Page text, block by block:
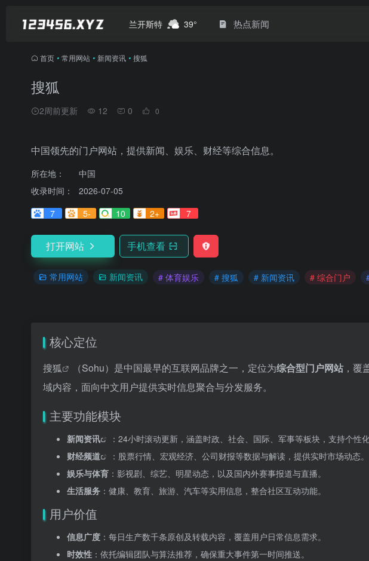
兰开斯特 39° 热点新闻
首页 • 常用网站 • 新闻资讯 • 搜狐
搜狐
2周前更新 12 0 0
中国领先的门户网站，提供新闻、娱乐、财经等综合信息。
所在地：
中国
收录时间：
2026-07-05
7
5- 10 2+ 7
打开网站 手机查看
常用网站 新闻资讯 # 体育娱乐 # 搜狐 # 新闻资讯 # 综合门户
核心定位
搜狐 （Sohu）是中国最早的互联网品牌之一，定位为综合型门户网站 ，覆
域内容，面向中文用户提供实时信息聚合与分发服务。
主要功能模块
新闻资讯
：24小时滚动更新，涵盖时政、社会、国际、军事等板块，支持个性化
财经频道
：股票行情、宏观经济、公司财报等数据与解读，提供实时市场动态。
娱乐与体育 ：影视剧、综艺、明星动态，以及国内外赛事报道与直播。
生活服务 ：健康、教育、旅游、汽车等实用信息，整合社区互动功能。
用户价值
信息广度 ：每日生产数千条原创及转载内容，覆盖用户日常信息需求。
时效性 ：依托编辑团队与算法推荐，确保重大事件第一时间推送。